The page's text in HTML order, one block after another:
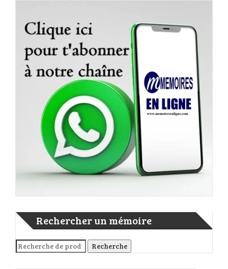
Rechercher un mémoire
Recherche pour : Recherche